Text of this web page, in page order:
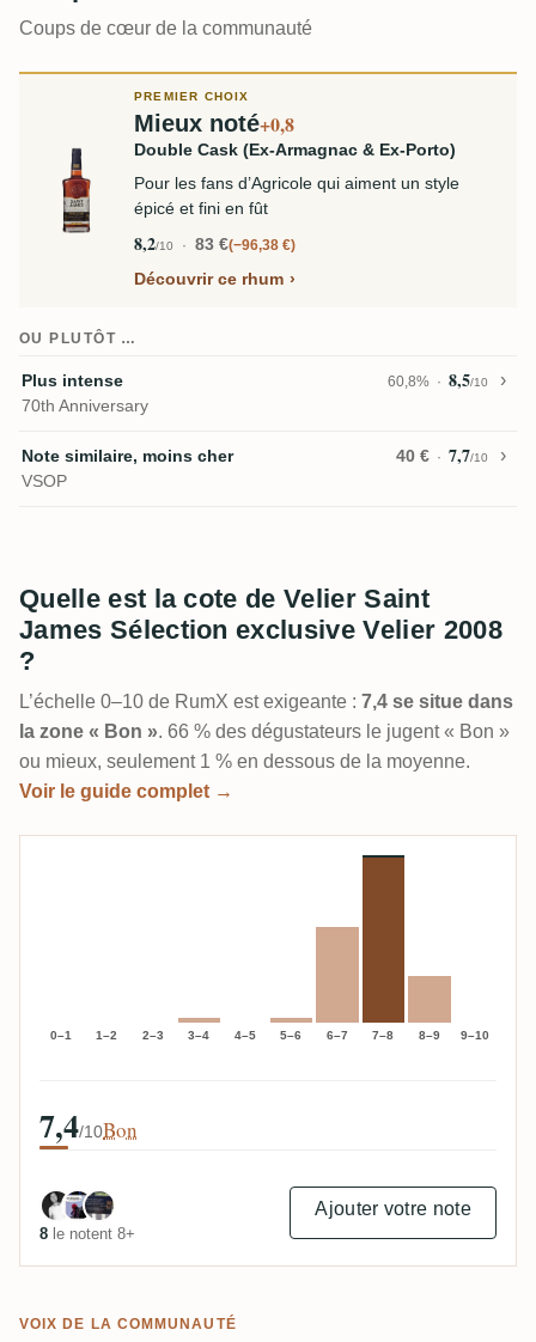
Coups de cœur de la communauté
PREMIER CHOIX
Mieux noté+0,8
Double Cask (Ex-Armagnac & Ex-Porto)
Pour les fans d’Agricole qui aiment un style
épicé et fini en fût
8,2/10 83 € −96,38 €
Découvrir ce rhum
OU PLUTÔT …
Plus intense 60,8% 8,5/10
70th Anniversary
Note similaire, moins cher 40 € 7,7/10
VSOP
Quelle est la cote de Velier Saint
James Sélection exclusive Velier 2008
?
L’échelle 0–10 de RumX est exigeante : 7,4 se situe dans
la zone « Bon ». 66 % des dégustateurs le jugent « Bon »
ou mieux, seulement 1 % en dessous de la moyenne.
Voir le guide complet →
0–1 1–2 2–3 3–4 4–5 5–6 6–7 7–8 8–9 9–10
7,4/10Bon
8 le notent 8+
Ajouter votre note
VOIX DE LA COMMUNAUTÉ